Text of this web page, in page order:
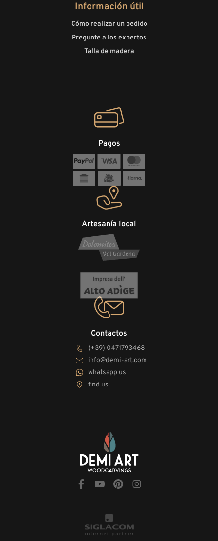
Información útil
Cómo realizar un pedido
Pregunte a los expertos
Talla de madera
Contactos
(+39) 0471793468
info@demi-art.com
whatsapp us
find us
Artesanía local
Pagos